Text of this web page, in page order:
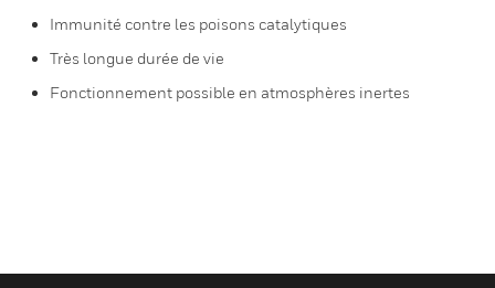
Immunité contre les poisons catalytiques
Très longue durée de vie
Fonctionnement possible en atmosphères inertes